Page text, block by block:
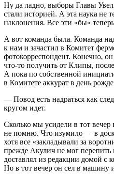
Ну да ладно, выборы Главы
стали историей. А эта наука не
наклонения. Все эти «бы»
А вот команда была. Команда
к нам и зачастил в Комитет
фотокорреспондент. Конечно, он
что-то получить от Клипы,
А пока по собственной
в Комитете аккурат в день
— Повод есть надраться как
кругом идет.
Сколько мы усидели в тот
не помню. Что изумило — в
хотя все «закладывали за
прежде Акулич не мог
доставлял из редакции домой с
Но в тот вечер он сел в